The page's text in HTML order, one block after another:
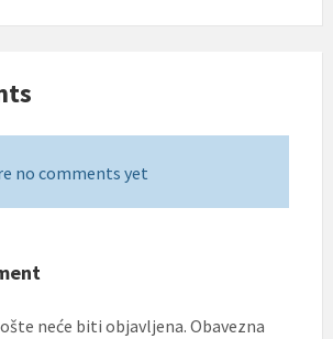
no comments yet
neće biti objavljena. Obavezna